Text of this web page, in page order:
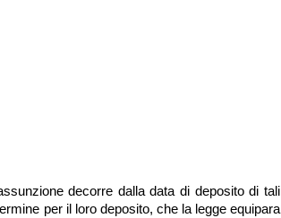
decorre dalla data di deposito di tali
per il loro deposito, che la legge equipara